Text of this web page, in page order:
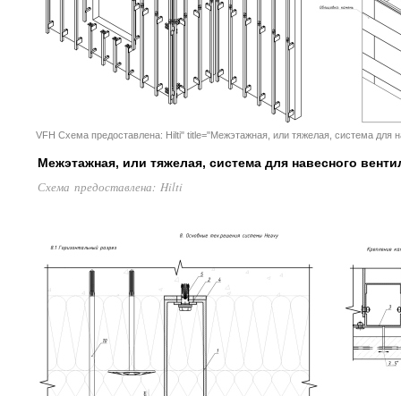
VFH Схема предоставлена: Hilti" title="Межэтажная, или тяжелая, система для
Межэтажная, или тяжелая, система для навесного
Схема предоставлена: Hilti